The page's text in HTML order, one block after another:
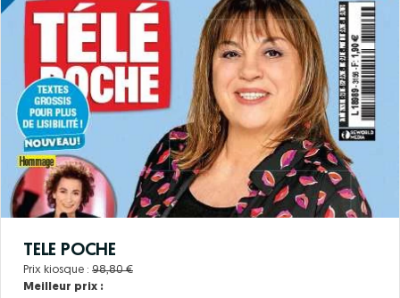
TELE POCHE
Prix kiosque : 98,80 €
Meilleur prix :